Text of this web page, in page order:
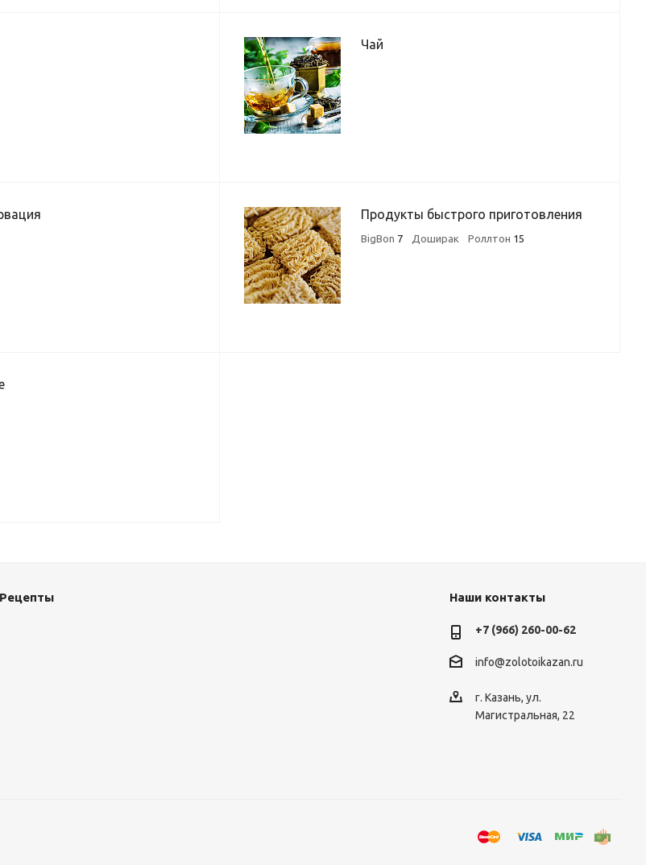
Чай
Продукты быстрого приготовления
BigBon 7 Доширак Роллтон 15
Рецепты Наши контакты
+7 (966) 260-00-62
info@zolotoikazan.ru
г. Казань, ул.
Магистральная, 22